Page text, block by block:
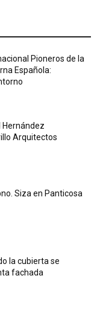
Pioneros de la
Española:
Hernández
Arquitectos
Siza en Panticosa
la cubierta se
fachada